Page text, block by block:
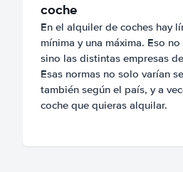
coche
En el alquiler de coches hay
mínima y una máxima. Eso
sino las distintas empresas
Esas normas no solo varían
también según el país, y a
coche que quieras alquilar.